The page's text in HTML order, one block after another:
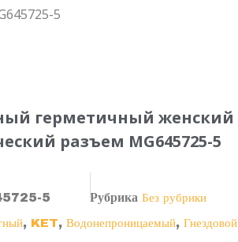
5
герметичный женский
разъем MG645725-5
5 Рубрика Без рубрики
, KET, Водонепроницаемый, Гнездовой